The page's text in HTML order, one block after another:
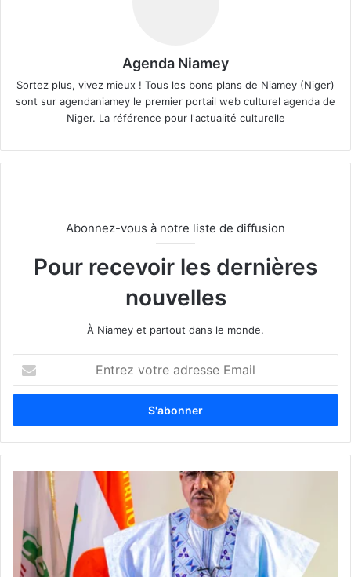
Agenda Niamey
Sortez plus, vivez mieux ! Tous les bons plans de Niamey (Niger)
sont sur agendaniamey le premier portail web culturel agenda de
Niger. La référence pour l'actualité culturelle
Abonnez-vous à notre liste de diffusion
Pour recevoir les dernières
nouvelles
À Niamey et partout dans le monde.
t
e
z